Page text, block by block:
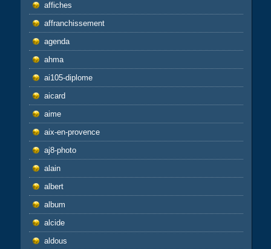
affiches
affranchissement
agenda
ahma
ai105-diplome
aicard
aime
aix-en-provence
aj8-photo
alain
albert
album
alcide
aldous